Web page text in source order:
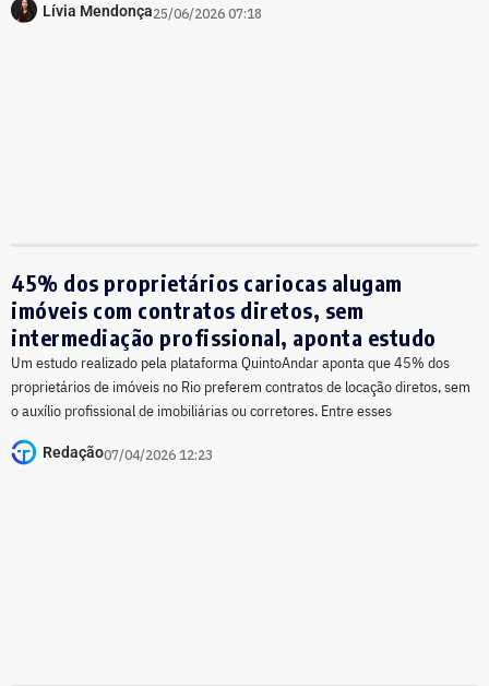
Lívia Mendonça25/06/2026 07:18
45% dos proprietários cariocas alugam
imóveis com contratos diretos, sem
intermediação profissional, aponta estudo
Um estudo realizado pela plataforma QuintoAndar aponta que 45% dos
proprietários de imóveis no Rio preferem contratos de locação diretos, sem
o auxílio profissional de imobiliárias ou corretores. Entre esses
Redação07/04/2026 12:23